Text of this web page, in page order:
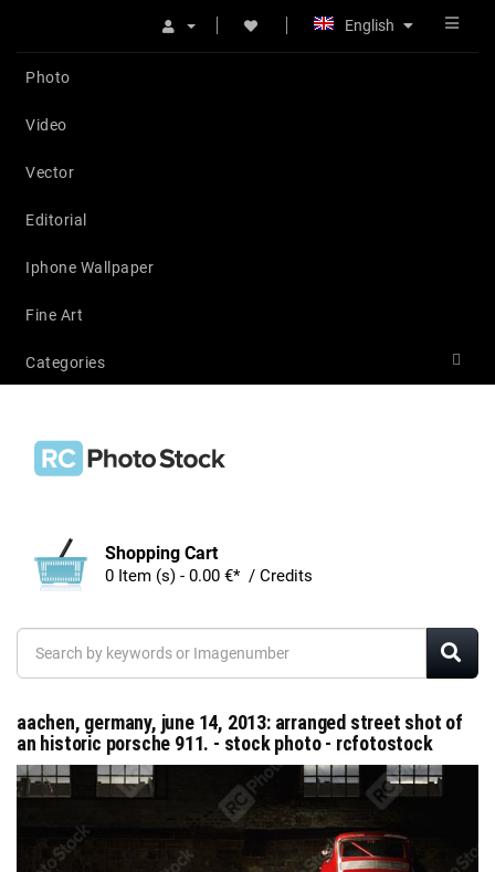
English
Photo
Video
Vector
Editorial
Iphone Wallpaper
Fine Art
Categories
Shopping Cart
0 Item (s) - 0.00 €* / Credits
aachen, germany, june 14, 2013: arranged street shot of
an historic porsche 911. - stock photo - rcfotostock